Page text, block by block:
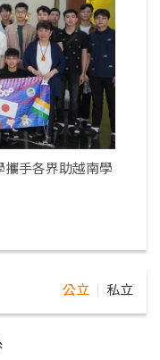
攜手各界助越南學
公立 私立